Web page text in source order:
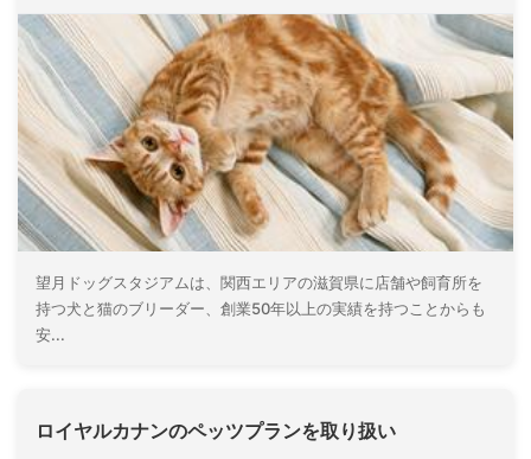
望月ドッグスタジアムは、関西エリアの滋賀県に店舗や飼育所を
持つ犬と猫のブリーダー、創業50年以上の実績を持つことからも
安...
ロイヤルカナンのペッツプランを取り扱い